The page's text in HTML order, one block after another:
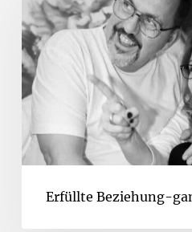
Erfüllte Beziehung-